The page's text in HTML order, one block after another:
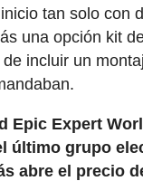
tan solo con
una opción kit
incluir un
Epic Expert
último grupo
abre el precio